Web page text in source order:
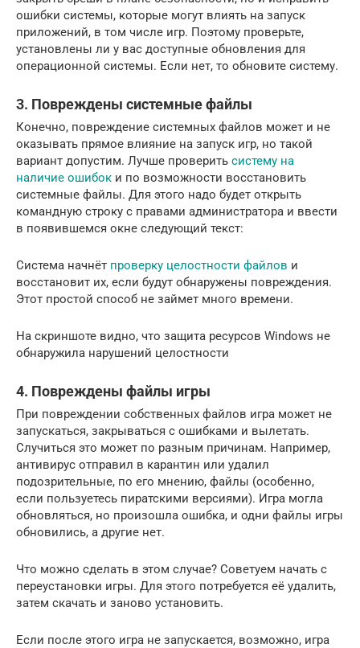
ошибки системы, которые могут влиять на запуск
приложений, в том числе игр. Поэтому проверьте,
установлены ли у вас доступные обновления для
операционной системы. Если нет, то обновите систему.
3. Повреждены системные файлы
Конечно, повреждение системных файлов может и не
оказывать прямое влияние на запуск игр, но такой
вариант допустим. Лучше проверить систему на
наличие ошибок и по возможности восстановить
системные файлы. Для этого надо будет открыть
командную строку с правами администратора и ввести
в появившемся окне следующий текст:
Система начнёт проверку целостности файлов и
восстановит их, если будут обнаружены повреждения.
Этот простой способ не займет много времени.
На скриншоте видно, что защита ресурсов Windows не
обнаружила нарушений целостности
4. Повреждены файлы игры
При повреждении собственных файлов игра может не
запускаться, закрываться с ошибками и вылетать.
Случиться это может по разным причинам. Например,
антивирус отправил в карантин или удалил
подозрительные, по его мнению, файлы (особенно,
если пользуетесь пиратскими версиями). Игра могла
обновляться, но произошла ошибка, и одни файлы игры
обновились, а другие нет.
Что можно сделать в этом случае? Советуем начать с
переустановки игры. Для этого потребуется её удалить,
затем скачать и заново установить.
Если после этого игра не запускается, возможно, игра